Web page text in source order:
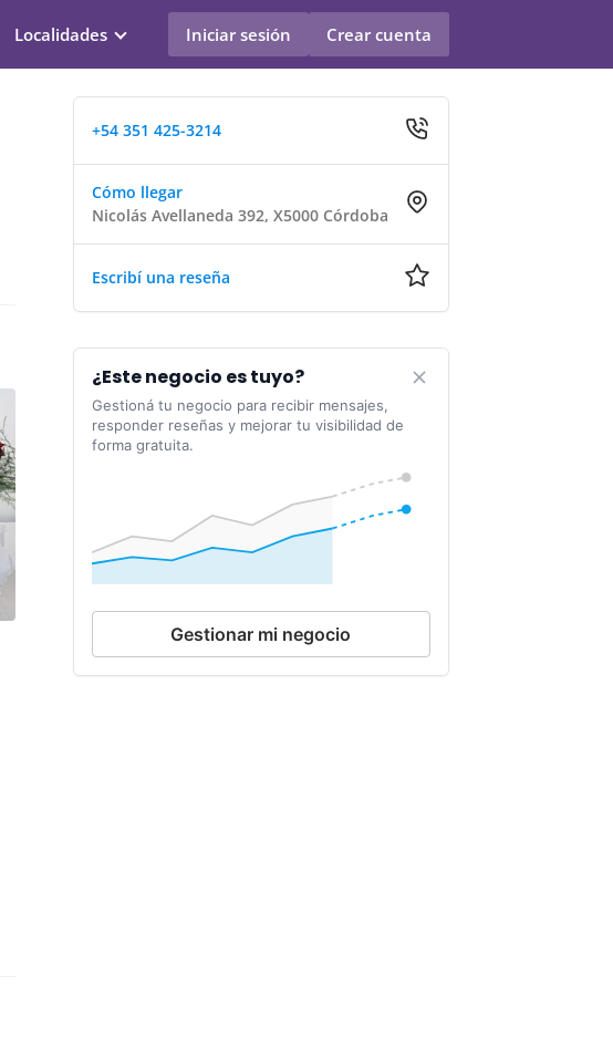
Localidades Iniciar sesión Crear cuenta
+54 351 425-3214
Cómo llegar
Nicolás Avellaneda 392, X5000 Córdoba
Escribí una reseña
¿Este negocio es tuyo?
Gestioná tu negocio para recibir mensajes,
responder reseñas y mejorar tu visibilidad de
forma gratuita.
Gestionar mi negocio